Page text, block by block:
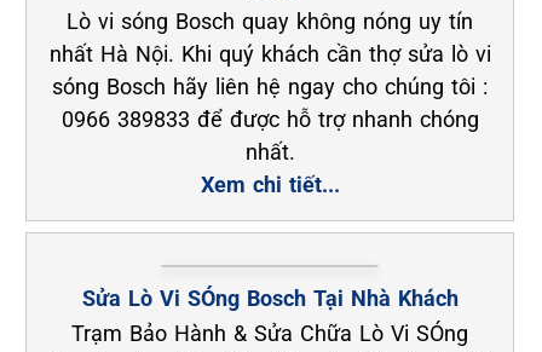
Lò vi sóng Bosch quay không nóng uy tín
nhất Hà Nội. Khi quý khách cần thợ sửa lò vi
sóng Bosch hãy liên hệ ngay cho chúng tôi :
0966 389833 để được hỗ trợ nhanh chóng
nhất.
Xem chi tiết...
Sửa Lò Vi SÓng Bosch Tại Nhà Khách
Trạm Bảo Hành & Sửa Chữa Lò Vi SÓng